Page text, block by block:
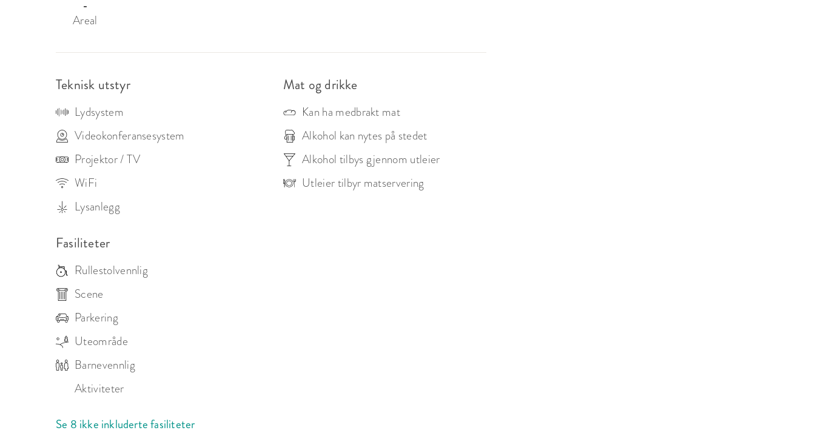
-
Areal
Teknisk utstyr
Lydsystem
Videokonferansesystem
Projektor / TV
WiFi
Lysanlegg
Mat og drikke
Kan ha medbrakt mat
Alkohol kan nytes på stedet
Alkohol tilbys gjennom utleier
Utleier tilbyr matservering
Fasiliteter
Rullestolvennlig
Scene
Parkering
Uteområde
Barnevennlig
Aktiviteter
Se 8 ikke inkluderte fasiliteter